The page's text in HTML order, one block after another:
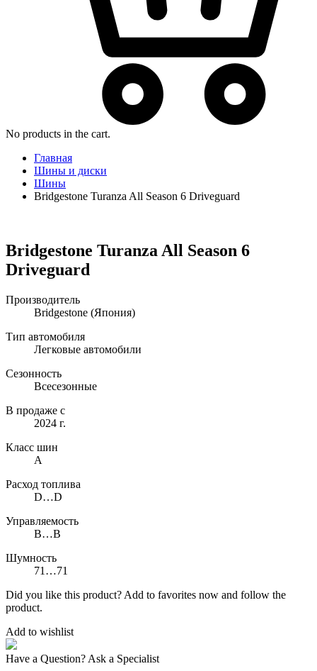
No products in the cart.
Главная
Шины и диски
Шины
Bridgestone Turanza All Season 6 Driveguard
Bridgestone Turanza All Season 6
Driveguard
Производитель
Bridgestone (Япония)
Тип автомобиля
Легковые автомобили
Сезонность
Всесезонные
В продаже с
2024 г.
Класс шин
A
Расход топлива
D…D
Управляемость
B…B
Шумность
71…71
Did you like this product? Add to favorites now and follow the
product.
Add to wishlist
Have a Question? Ask a Specialist